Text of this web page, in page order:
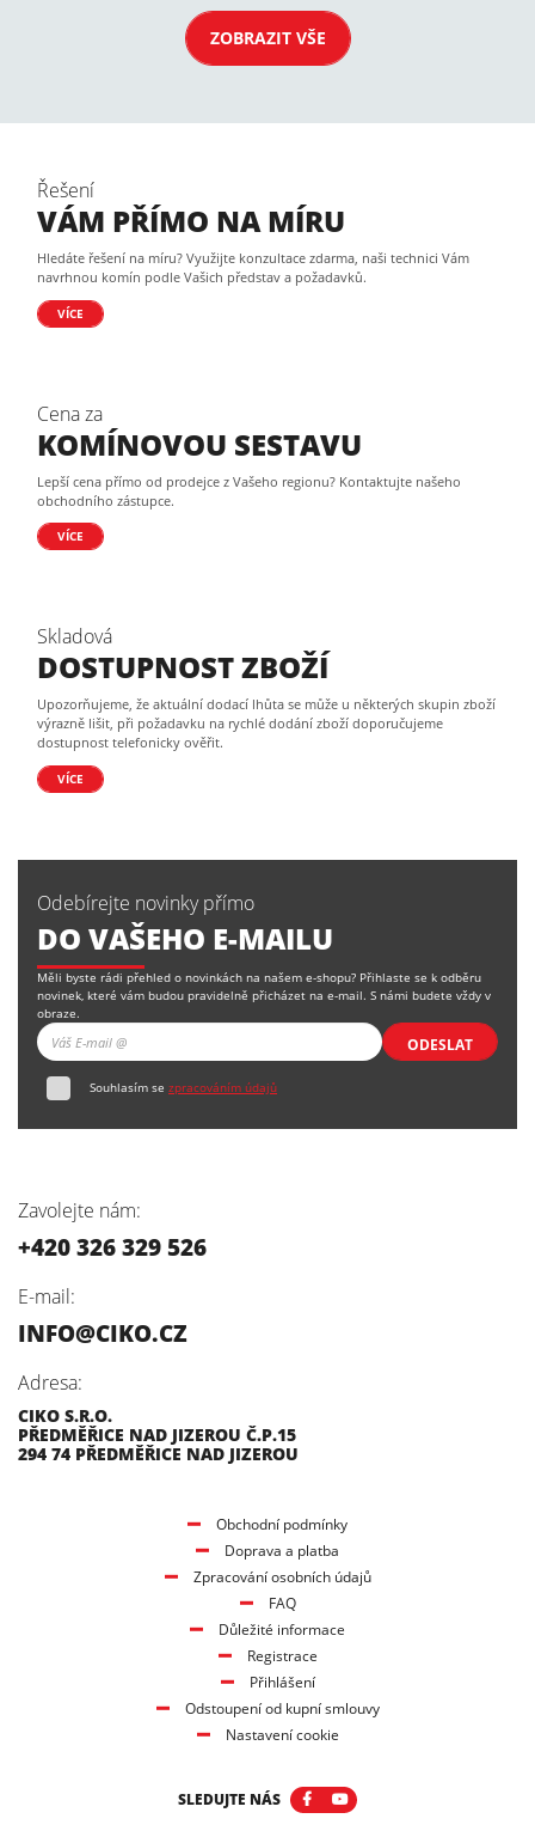
ZOBRAZIT VŠE
Řešení
VÁM PŘÍMO NA MÍRU
Hledáte řešení na míru? Využijte konzultace zdarma, naši technici Vám
navrhnou komín podle Vašich představ a požadavků.
VÍCE
Cena za
KOMÍNOVOU SESTAVU
Lepší cena přímo od prodejce z Vašeho regionu? Kontaktujte našeho
obchodního zástupce.
VÍCE
Skladová
DOSTUPNOST ZBOŽÍ
Upozorňujeme, že aktuální dodací lhůta se může u některých skupin zboží
výrazně lišit, při požadavku na rychlé dodání zboží doporučujeme
dostupnost telefonicky ověřit.
VÍCE
Odebírejte novinky přímo
DO VAŠEHO E-MAILU
Měli byste rádi přehled o novinkách na našem e-shopu? Přihlaste se k odběru
novinek, které vám budou pravidelně přicházet na e-mail. S námi budete vždy v
obraze.
ODESLAT
Souhlasím se zpracováním údajů
Zavolejte nám:
+420 326 329 526
E-mail:
INFO@CIKO.CZ
Adresa:
CIKO S.R.O.
PŘEDMĚŘICE NAD JIZEROU Č.P.15
294 74 PŘEDMĚŘICE NAD JIZEROU
Obchodní podmínky
Doprava a platba
Zpracování osobních údajů
FAQ
Důležité informace
Registrace
Přihlášení
Odstoupení od kupní smlouvy
Nastavení cookie
SLEDUJTE NÁS